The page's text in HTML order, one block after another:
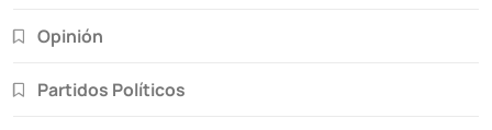
Opinión
Partidos Políticos